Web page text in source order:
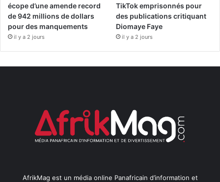
écope d’une amende record
de 942 millions de dollars
pour des manquements
il y a 2 jours
TikTok emprisonnés pour
des publications critiquant
Diomaye Faye
il y a 2 jours
AfrikMag est un média online Panafricain d’information et